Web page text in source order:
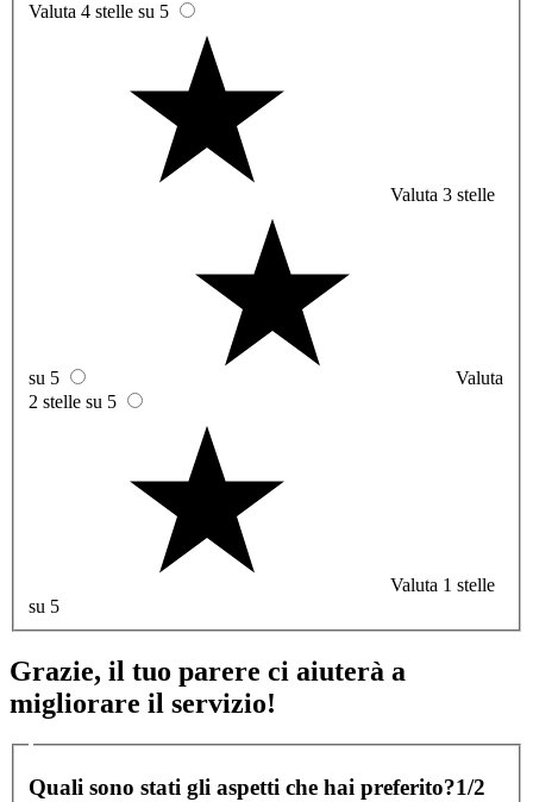
Valuta 4 stelle su 5
Valuta 3 stelle
su 5
Valuta
2 stelle su 5
Valuta 1 stelle
su 5
Grazie, il tuo parere ci aiuterà a
migliorare il servizio!
Quali sono stati gli aspetti che hai preferito?1/2